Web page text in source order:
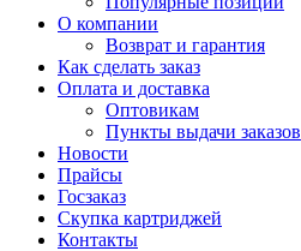
О компании
Возврат и гарантия
Как сделать заказ
Оплата и доставка
Оптовикам
Пункты выдачи заказов
Новости
Прайсы
Госзаказ
Скупка картриджей
Контакты